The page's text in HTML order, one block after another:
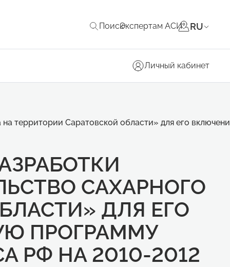
ПоискЭкспертам АСИ RU
Личный кабинет
территории Саратовской области» для его
САХАРНОГО
ДЛЯ ЕГО
ПРОГРАММУ
РФ НА 2010-2012